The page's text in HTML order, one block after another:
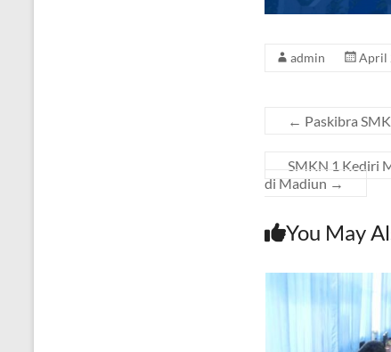
admin April
← Paskibra
SMKN 1 Kediri
di Madiun →
You May